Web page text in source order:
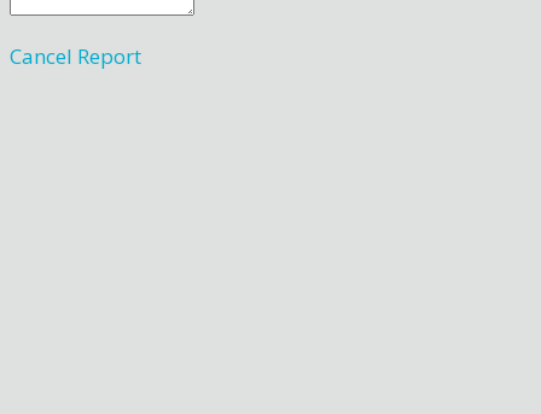
Cancel Report